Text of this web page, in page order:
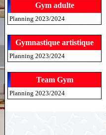
Gym adulte
Planning 2023/2024
Gymnastique artistique
Planning 2023/2024
Team Gym
Planning 2023/2024